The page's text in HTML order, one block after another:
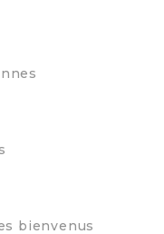
bienvenus